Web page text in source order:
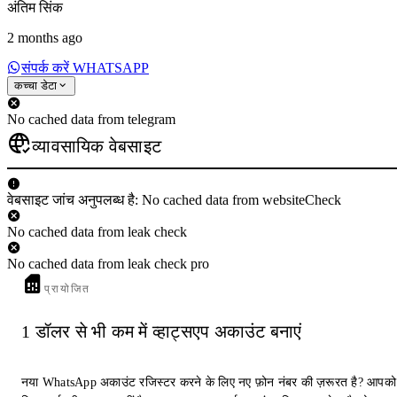
अंतिम सिंक
2 months ago
संपर्क करें WHATSAPP
कच्चा डेटा
No cached data from telegram
व्यावसायिक वेबसाइट
वेबसाइट जांच अनुपलब्ध है: No cached data from websiteCheck
No cached data from leak check
No cached data from leak check pro
प्रायोजित
1 डॉलर से भी कम में व्हाट्सएप अकाउंट बनाएं
नया WhatsApp अकाउंट रजिस्टर करने के लिए नए फ़ोन नंबर की ज़रूरत है? आपको